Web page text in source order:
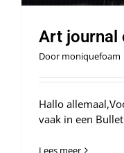
Art journal
Door moniquefoam
Hallo
vaak in een
Lees meer